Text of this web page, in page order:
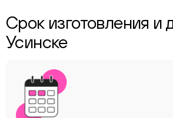
Срок изготовления и
Усинске